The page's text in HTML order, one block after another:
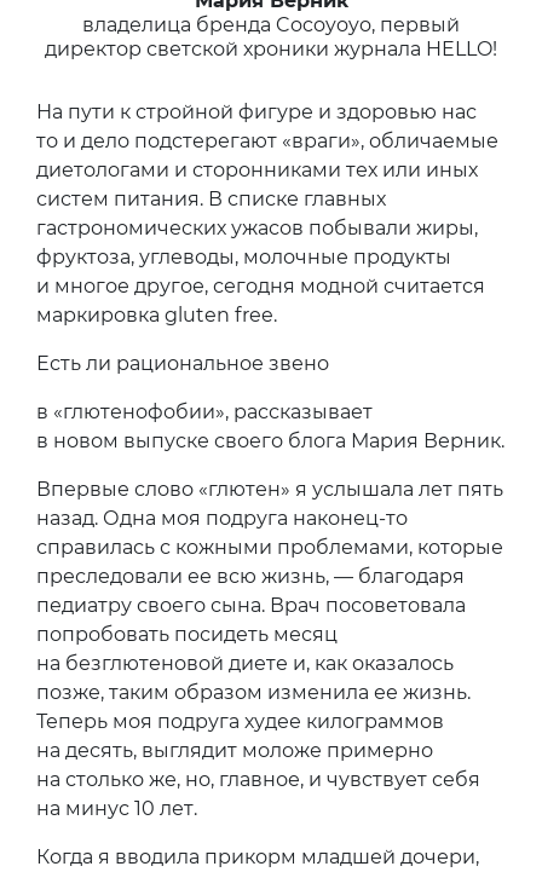
владелица бренда Cocoyoyo, первый
директор светской хроники журнала HELLO!
На пути к стройной фигуре и здоровью нас
то и дело подстерегают «враги», обличаемые
диетологами и сторонниками тех или иных
систем питания. В списке главных
гастрономических ужасов побывали жиры,
фруктоза, углеводы, молочные продукты
и многое другое, сегодня модной считается
маркировка gluten free.
Есть ли рациональное звено
в «глютенофобии», рассказывает
в новом выпуске своего блога Мария Верник.
Впервые слово «глютен» я услышала лет пять
назад. Одна моя подруга наконец-то
справилась с кожными проблемами, которые
преследовали ее всю жизнь, — благодаря
педиатру своего сына. Врач посоветовала
попробовать посидеть месяц
на безглютеновой диете и, как оказалось
позже, таким образом изменила ее жизнь.
Теперь моя подруга худее килограммов
на десять, выглядит моложе примерно
на столько же, но, главное, и чувствует себя
на минус 10 лет.
Когда я вводила прикорм младшей дочери,